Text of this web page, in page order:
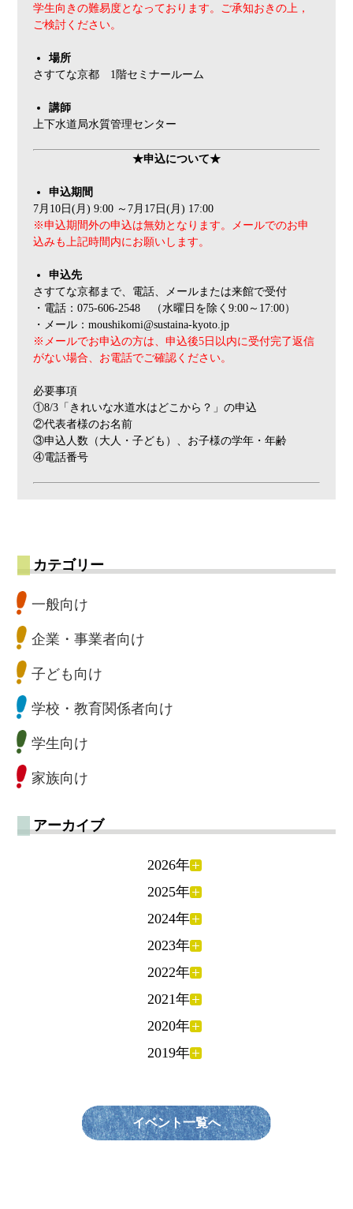
学生向きの難易度となっております。 ご承知おきの上，
ご検討ください。
場所
さすてな京都 1階セミナールーム
講師
上下水道局水質管理センター
★申込について★
申込期間
7月10日(月) 9:00 ～7月17日(月) 17:00
※申込期間外の申込は無効となります。メールでのお申
込みも上記時間内にお願いします。
申込先
さすてな京都まで、電話、メールまたは来館で受付
・電話：075-606-2548 （水曜日を除く9:00～17:00）
・メール：moushikomi@sustaina-kyoto.jp
※メールでお申込の方は、申込後5日以内に受付完了返信
がない場合、お電話でご確認ください。
必要事項
①8/3「きれいな水道水はどこから？」の申込
②代表者様のお名前
③申込人数（大人・子ども）、お子様の学年・年齢
④電話番号
カテゴリー
一般向け
企業・事業者向け
子ども向け
学校・教育関係者向け
学生向け
家族向け
アーカイブ
2026年
2025年
2024年
2023年
2022年
2021年
2020年
2019年
イベント一覧へ